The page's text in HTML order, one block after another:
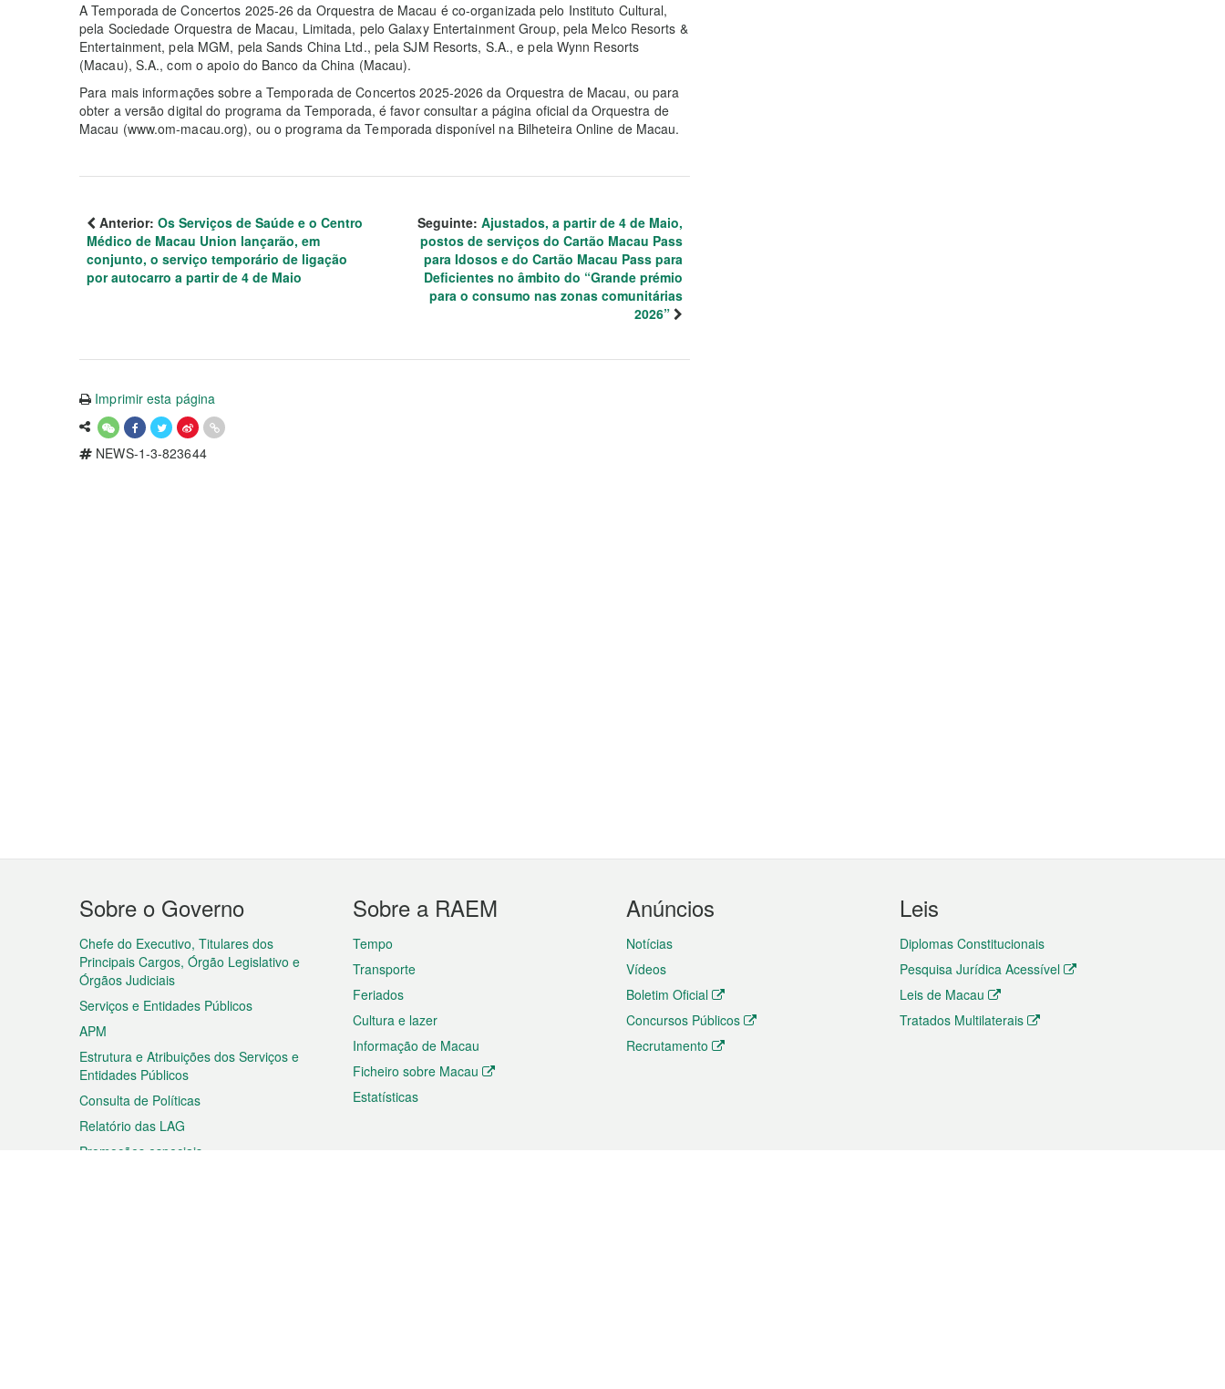
A Temporada de Concertos 2025-26 da Orquestra de Macau é co-organizada pelo Instituto Cultural,
pela Sociedade Orquestra de Macau, Limitada, pelo Galaxy Entertainment Group, pela Melco Resorts &
Entertainment, pela MGM, pela Sands China Ltd., pela SJM Resorts, S.A., e pela Wynn Resorts
(Macau), S.A., com o apoio do Banco da China (Macau).
Para mais informações sobre a Temporada de Concertos 2025-2026 da Orquestra de Macau, ou para
obter a versão digital do programa da Temporada, é favor consultar a página oficial da Orquestra de
Macau (www.om-macau.org), ou o programa da Temporada disponível na Bilheteira Online de Macau.
Anterior: Os Serviços de Saúde e o Centro
Médico de Macau Union lançarão, em
conjunto, o serviço temporário de ligação
por autocarro a partir de 4 de Maio
Seguinte: Ajustados, a partir de 4 de Maio,
postos de serviços do Cartão Macau Pass
para Idosos e do Cartão Macau Pass para
Deficientes no âmbito do “Grande prémio
para o consumo nas zonas comunitárias
2026”
Imprimir esta página
NEWS-1-3-823644
Menu
do
rodapé
Sobre o Governo
Chefe do Executivo, Titulares dos
Principais Cargos, Órgão Legislativo e
Órgãos Judiciais
Serviços e Entidades Públicos
APM
Estrutura e Atribuições dos Serviços e
Entidades Públicos
Consulta de Políticas
Relatório das LAG
Promoções especiais
Sobre a RAEM
Tempo
Transporte
Feriados
Cultura e lazer
Informação de Macau
Ficheiro sobre Macau
Estatísticas
Anúncios
Notícias
Vídeos
Boletim Oficial
Concursos Públicos
Recrutamento
Leis
Diplomas Constitucionais
Pesquisa Jurídica Acessível
Leis de Macau
Tratados Multilaterais